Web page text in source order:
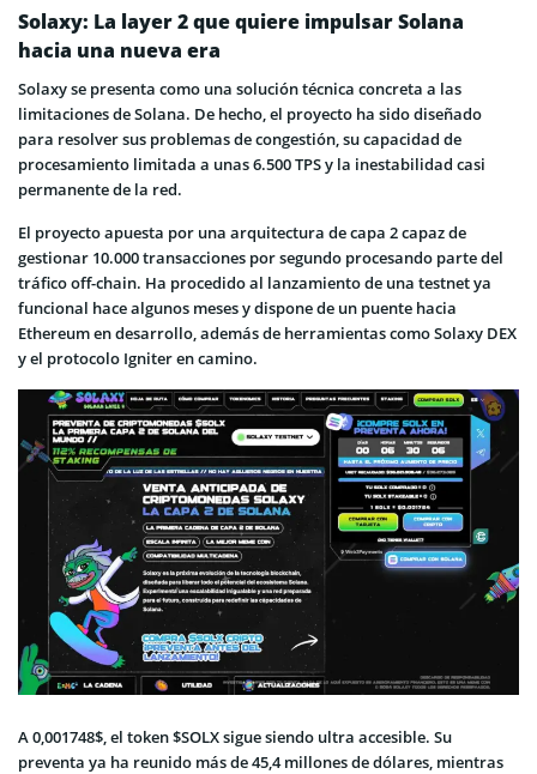
Solaxy: La layer 2 que quiere impulsar Solana
hacia una nueva era
Solaxy se presenta como una solución técnica concreta a las
limitaciones de Solana. De hecho, el proyecto ha sido diseñado
para resolver sus problemas de congestión, su capacidad de
procesamiento limitada a unas 6.500 TPS y la inestabilidad casi
permanente de la red.
El proyecto apuesta por una arquitectura de capa 2 capaz de
gestionar 10.000 transacciones por segundo procesando parte del
tráfico off-chain. Ha procedido al lanzamiento de una testnet ya
funcional hace algunos meses y dispone de un puente hacia
Ethereum en desarrollo, además de herramientas como Solaxy DEX
y el protocolo Igniter en camino.
A 0,001748$, el token $SOLX sigue siendo ultra accesible. Su
preventa ya ha reunido más de 45,4 millones de dólares, mientras